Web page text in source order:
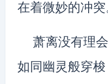
在着微妙的冲突
萧离没有理
如同幽灵般穿